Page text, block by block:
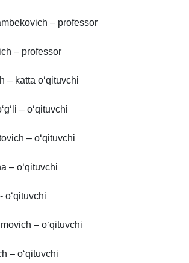
– professor
– professor
– katta o‘qituvchi
– o‘qituvchi
– o‘qituvchi
– o‘qituvchi
o‘qituvchi
– o‘qituvchi
– o‘qituvchi